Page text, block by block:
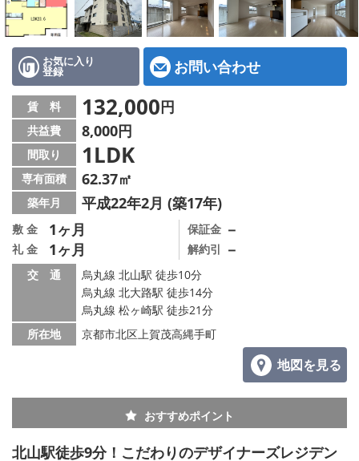
路線·駅から探す
IT重説について
スタッフ紹介
賃貸管理の北白川店
店舗情報·アクセス
会社概要
メールでお問い合わせ
お気に入り
登録 お問い合わせ
賃 料 132,000円
共益費 8,000円
間取り 1LDK
専有面積 62.37㎡
築年月 平成22年2月 (築17年)
敷 金 1ヶ月
礼 金 1ヶ月
保証金 －
解約引 －
交 通
烏丸線 北山駅 徒歩10分
烏丸線 北大路駅 徒歩14分
烏丸線 松ヶ崎駅 徒歩21分
所在地
京都市北区上賀茂高縄手町
地図を見る
おすすめポイント
北山駅徒歩9分！こだわりのデザイナーズレジデン